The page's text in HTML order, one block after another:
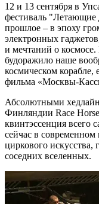
12 и 13 сентября в
фестиваль "Летающие
прошлое – в эпоху
электронных
и мечтаний о
будоражило наше
космическом корабле,
фильма «Москвы-
Абсолютными
Финляндии Race
квинтэссенция всего
сейчас в
циркового искусства,
соседних вселенных.